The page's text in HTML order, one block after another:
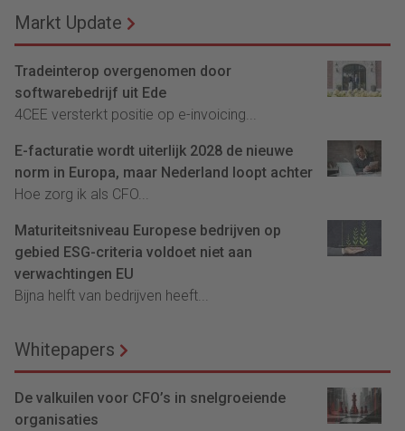
Markt Update
Tradeinterop overgenomen door
softwarebedrijf uit Ede
4CEE versterkt positie op e-invoicing...
E-facturatie wordt uiterlijk 2028 de nieuwe
norm in Europa, maar Nederland loopt achter
Hoe zorg ik als CFO...
Maturiteitsniveau Europese bedrijven op
gebied ESG-criteria voldoet niet aan
verwachtingen EU
Bijna helft van bedrijven heeft...
Whitepapers
De valkuilen voor CFO’s in snelgroeiende
organisaties